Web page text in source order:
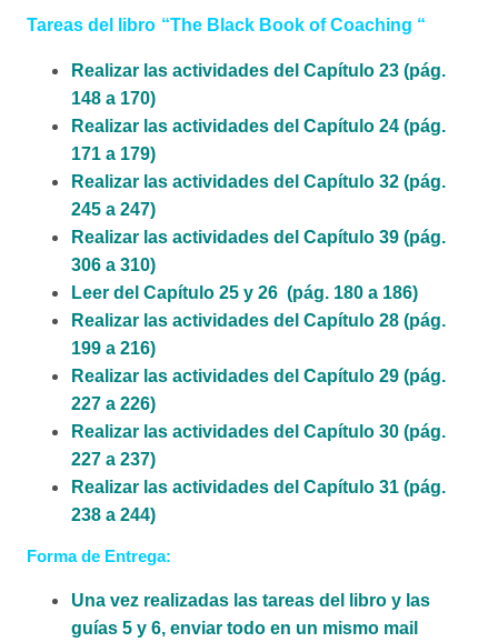
Tareas del libro “The Black Book of Coaching “
Realizar las actividades del Capítulo 23 (pág.
148 a 170)
Realizar las actividades del Capítulo 24 (pág.
171 a 179)
Realizar las actividades del Capítulo 32 (pág.
245 a 247)
Realizar las actividades del Capítulo 39 (pág.
306 a 310)
Leer del Capítulo 25 y 26 (pág. 180 a 186)
Realizar las actividades del Capítulo 28 (pág.
199 a 216)
Realizar las actividades del Capítulo 29 (pág.
227 a 226)
Realizar las actividades del Capítulo 30 (pág.
227 a 237)
Realizar las actividades del Capítulo 31 (pág.
238 a 244)
Forma de Entrega:
Una vez realizadas las tareas del libro y las
guías 5 y 6, enviar todo en un mismo mail